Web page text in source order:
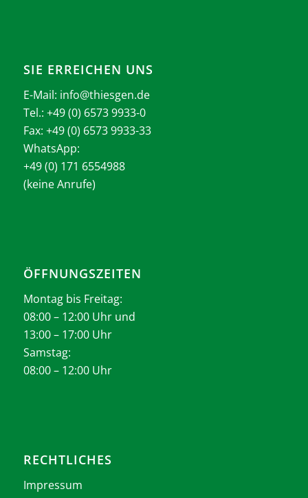
SIE ERREICHEN UNS
E-Mail: info@thiesgen.de
Tel.: +49 (0) 6573 9933-0
Fax: +49 (0) 6573 9933-33
WhatsApp:
+49 (0) 171 6554988
(keine Anrufe)
ÖFFNUNGSZEITEN
Montag bis Freitag:
08:00 – 12:00 Uhr und
13:00 – 17:00 Uhr
Samstag:
08:00 – 12:00 Uhr
RECHTLICHES
Impressum